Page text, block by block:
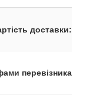
доставки:
перевізника